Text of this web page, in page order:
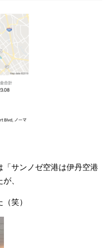
サンノゼ空港は伊丹空港
、
笑）